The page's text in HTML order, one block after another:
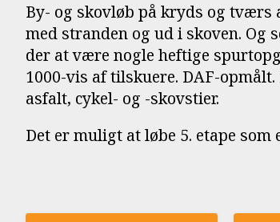
By- og skovløb på kryds og tværs
med stranden og ud i skoven. Og
der at være nogle heftige
1000-vis af tilskuere. DAF-
asfalt, cykel- og -skovstier.
Det er muligt at løbe 5. etape som